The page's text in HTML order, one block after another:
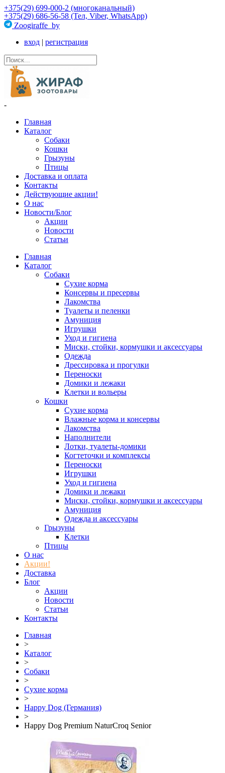
+375(29) 699-000-2 (многоканальный)
+375(29) 686-56-58 (Тел, Viber, WhatsApp)
Zoogiraffe_by
вход | регистрация
-
Главная
Каталог
Собаки
Кошки
Грызуны
Птицы
Доставка и оплата
Контакты
Действующие акции!
О нас
Новости/Блог
Акции
Новости
Статьи
Главная
Каталог
Собаки
Сухие корма
Консервы и пресервы
Лакомства
Туалеты и пеленки
Амуниция
Игрушки
Уход и гигиена
Миски, стойки, кормушки и аксессуары
Одежда
Дрессировка и прогулки
Переноски
Домики и лежаки
Клетки и вольеры
Кошки
Сухие корма
Влажные корма и консервы
Лакомства
Наполнители
Лотки, туалеты-домики
Когтеточки и комплексы
Переноски
Игрушки
Уход и гигиена
Домики и лежаки
Миски, стойки, кормушки и аксессуары
Амуниция
Одежда и аксессуары
Грызуны
Клетки
Птицы
О нас
Акции!
Доставка
Блог
Акции
Новости
Статьи
Контакты
Главная
>
Каталог
>
Собаки
>
Сухие корма
>
Happy Dog (Германия)
>
Happy Dog Premium NaturCroq Senior